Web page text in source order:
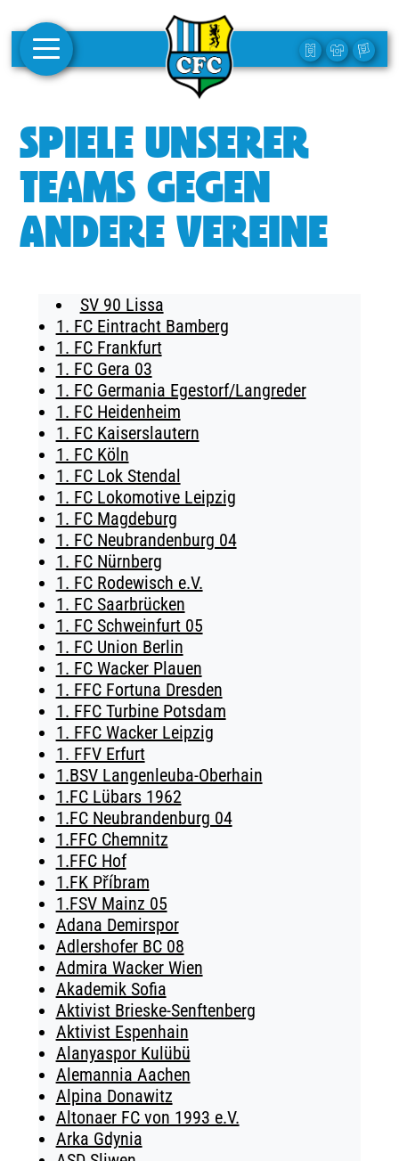
1. MANNSCHAFT
FRAUEN
CAMPUS
CLUBMITGLIEDSCHAFT
BUSINESS
SÜDKURVE
TICKETING
SPIELE UNSERER
TEAMS GEGEN
ANDERE VEREINE
SV 90 Lissa
1. FC Eintracht Bamberg
1. FC Frankfurt
1. FC Gera 03
1. FC Germania Egestorf/Langreder
1. FC Heidenheim
1. FC Kaiserslautern
1. FC Köln
1. FC Lok Stendal
1. FC Lokomotive Leipzig
1. FC Magdeburg
1. FC Neubrandenburg 04
1. FC Nürnberg
1. FC Rodewisch e.V.
1. FC Saarbrücken
1. FC Schweinfurt 05
1. FC Union Berlin
1. FC Wacker Plauen
1. FFC Fortuna Dresden
1. FFC Turbine Potsdam
1. FFC Wacker Leipzig
1. FFV Erfurt
1.BSV Langenleuba-Oberhain
1.FC Lübars 1962
1.FC Neubrandenburg 04
1.FFC Chemnitz
1.FFC Hof
1.FK Příbram
1.FSV Mainz 05
Adana Demirspor
Adlershofer BC 08
Admira Wacker Wien
Akademik Sofia
Aktivist Brieske-Senftenberg
Aktivist Espenhain
Alanyaspor Kulübü
Alemannia Aachen
Alpina Donawitz
Altonaer FC von 1993 e.V.
Arka Gdynia